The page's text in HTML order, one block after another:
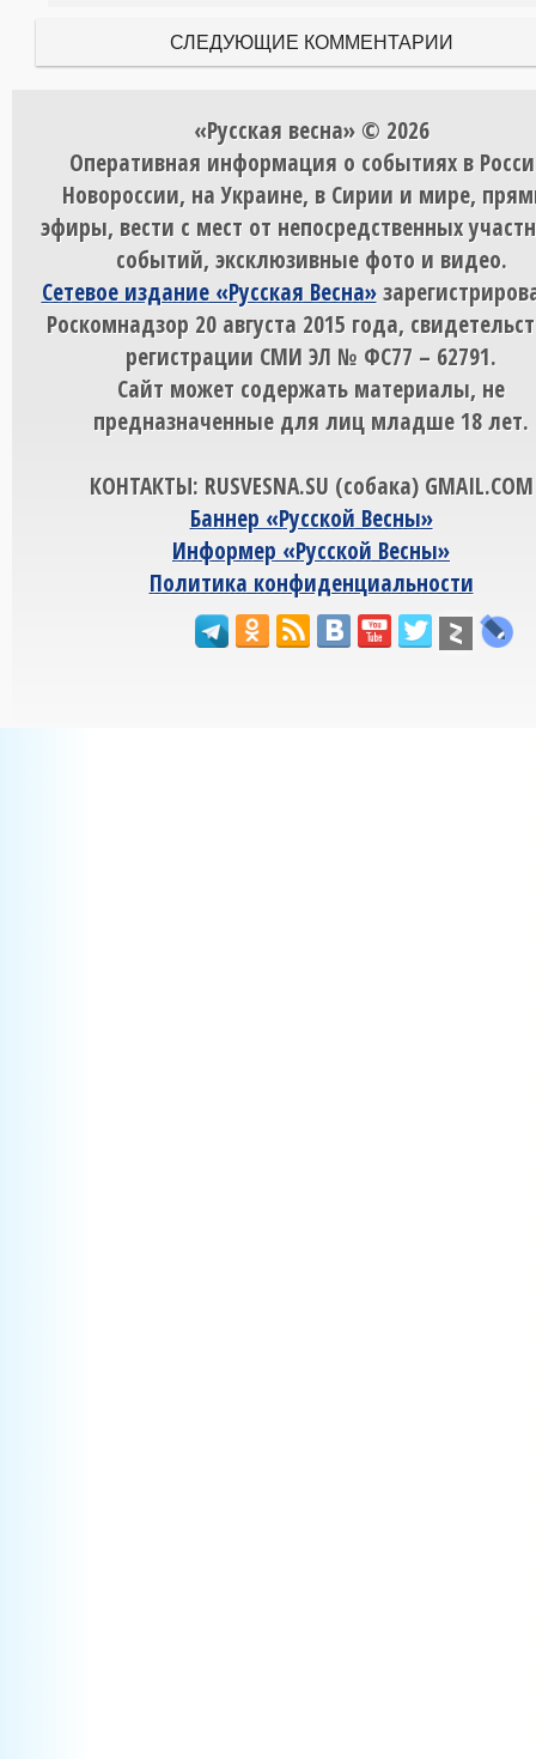
СЛЕДУЮЩИЕ КОММЕНТАРИИ
«Русская весна» © 2026
Оперативная информация о событиях в
Новороссии, на Украине, в Сирии и мире,
эфиры, вести с мест от непосредственных
событий, эксклюзивные фото и видео.
Сетевое издание «Русская Весна»
Роскомнадзор 20 августа 2015 года,
регистрации СМИ ЭЛ № ФС77 – 62791.
Сайт может содержать материалы, не
предназначенные для лиц младше 18 лет.
КОНТАКТЫ: RUSVESNA.SU (собака) GMAIL.COM
Баннер «Русской Весны»
Информер «Русской Весны»
Политика конфиденциальности